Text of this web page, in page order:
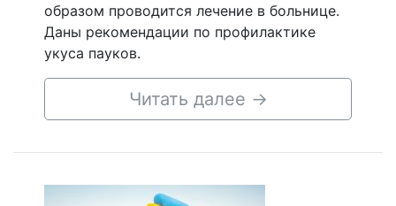
образом проводится лечение в больнице.
Даны рекомендации по профилактике
укуса пауков.
Читать далее →